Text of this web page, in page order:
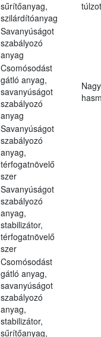
sűrítőanyag,
szilárdítóanyag
Savanyúságot
szabályozó
anyag
Csomósodást
gátló anyag,
savanyúságot
szabályozó
anyag
Savanyúságot
szabályozó
anyag,
térfogatnövelő
szer
Savanyúságot
szabályozó
anyag,
stabilizátor,
térfogatnövelő
szer
Csomósodást
gátló anyag,
savanyúságot
szabályozó
anyag,
stabilizátor,
sűrítőanyag,